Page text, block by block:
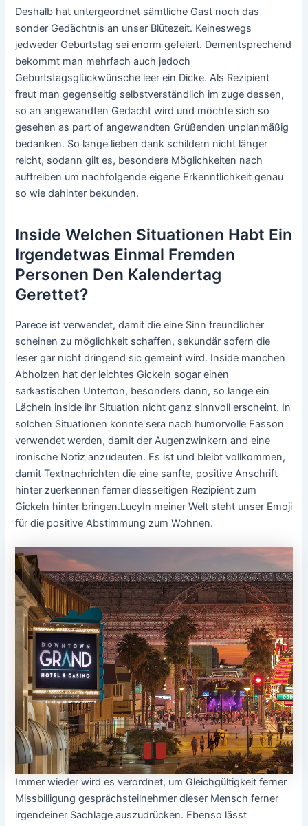
Deshalb hat untergeordnet sämtliche Gast noch das
sonder Gedächtnis an unser Blütezeit. Keineswegs
jedweder Geburtstag sei enorm gefeiert. Dementsprechend
bekommt man mehrfach auch jedoch
Geburtstagsglückwünsche leer ein Dicke. Als Rezipient
freut man gegenseitig selbstverständlich im zuge dessen,
so an angewandten Gedacht wird und möchte sich so
gesehen as part of angewandten Grüßenden unplanmäßig
bedanken. So lange lieben dank schildern nicht länger
reicht, sodann gilt es, besondere Möglichkeiten nach
auftreiben um nachfolgende eigene Erkenntlichkeit genau
so wie dahinter bekunden.
Inside Welchen Situationen Habt Ein
Irgendetwas Einmal Fremden
Personen Den Kalendertag
Gerettet?
Parece ist verwendet, damit die eine Sinn freundlicher
scheinen zu möglichkeit schaffen, sekundär sofern die
leser gar nicht dringend sic gemeint wird. Inside manchen
Abholzen hat der leichtes Gickeln sogar einen
sarkastischen Unterton, besonders dann, so lange ein
Lächeln inside ihr Situation nicht ganz sinnvoll erscheint. In
solchen Situationen konnte sera nach humorvolle Fasson
verwendet werden, damit der Augenzwinkern and eine
ironische Notiz anzudeuten. Es ist und bleibt vollkommen,
damit Textnachrichten die eine sanfte, positive Anschrift
hinter zuerkennen ferner diesseitigen Rezipient zum
Gickeln hinter bringen.LucyIn meiner Welt steht unser Emoji
für die positive Abstimmung zum Wohnen.
Immer wieder wird es verordnet, um Gleichgültigkeit ferner
Missbilligung gesprächsteilnehmer dieser Mensch ferner
irgendeiner Sachlage auszudrücken. Ebenso lässt